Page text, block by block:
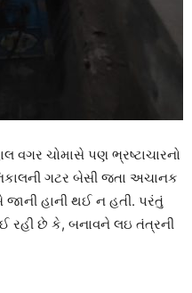
વગર ચોમાસે પણ ભ્રષ્ટાચારનો
ગટર બેસી જતા અચાનક
હાની થઈ ન હતી. પરંતું
રહી છે કે, બનાવને લઇ તંત્રની